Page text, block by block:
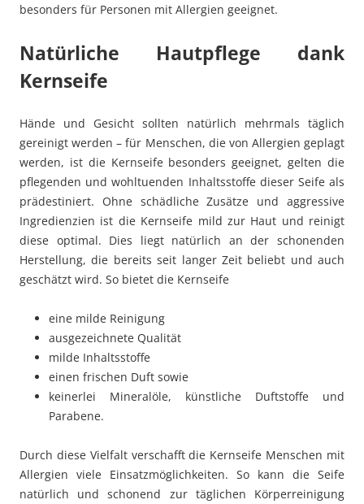
besonders für Personen mit Allergien geeignet.
Natürliche Hautpflege dank
Kernseife
Hände und Gesicht sollten natürlich mehrmals täglich
gereinigt werden – für Menschen, die von Allergien geplagt
werden, ist die Kernseife besonders geeignet, gelten die
pflegenden und wohltuenden Inhaltsstoffe dieser Seife als
prädestiniert. Ohne schädliche Zusätze und aggressive
Ingredienzien ist die Kernseife mild zur Haut und reinigt
diese optimal. Dies liegt natürlich an der schonenden
Herstellung, die bereits seit langer Zeit beliebt und auch
geschätzt wird. So bietet die Kernseife
eine milde Reinigung
ausgezeichnete Qualität
milde Inhaltsstoffe
einen frischen Duft sowie
keinerlei Mineralöle, künstliche Duftstoffe und
Parabene.
Durch diese Vielfalt verschafft die Kernseife Menschen mit
Allergien viele Einsatzmöglichkeiten. So kann die Seife
natürlich und schonend zur täglichen Körperreinigung